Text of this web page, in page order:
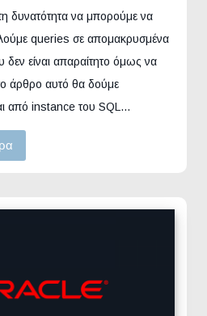
δυνατότητα να μπορούμε να
queries σε απομακρυσμένα
είναι απαραίτητο όμως να
άρθρο αυτό θα δούμε
από instance του SQL…